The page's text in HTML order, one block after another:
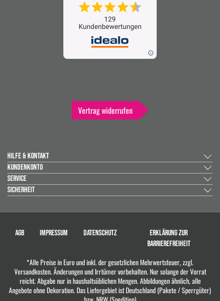
Vertrag widerrufen
HILFE & KONTAKT
KUNDENKONTO
SERVICE
SICHERHEIT
AGB IMPRESSUM DATENSCHUTZ
ERKLÄRUNG ZUR
BARRIEREFREIHEIT
*Alle Preise in Euro und inkl. der gesetzlichen Mehrwertsteuer, zzgl.
Versandkosten. Änderungen und Irrtümer vorbehalten. Nur solange der Vorrat
reicht. Abgabe nur in haushaltsüblichen Mengen. Abbildungen ähnlich, alle
Angebote ohne Dekoration. Das Liefergebiet ist Deutschland (Pakete / Sperrgüter)